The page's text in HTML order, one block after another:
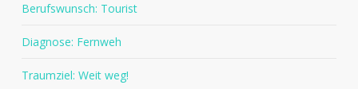
Berufswunsch: Tourist
Diagnose: Fernweh
Traumziel: Weit weg!